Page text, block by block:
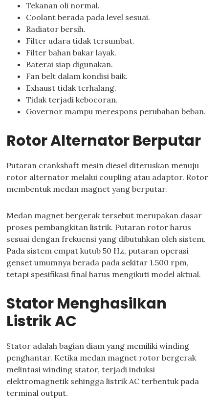
Tekanan oli normal.
Coolant berada pada level sesuai.
Radiator bersih.
Filter udara tidak tersumbat.
Filter bahan bakar layak.
Baterai siap digunakan.
Fan belt dalam kondisi baik.
Exhaust tidak terhalang.
Tidak terjadi kebocoran.
Governor mampu merespons perubahan beban.
Rotor Alternator Berputar
Putaran crankshaft mesin diesel diteruskan menuju
rotor alternator melalui coupling atau adaptor. Rotor
membentuk medan magnet yang berputar.
Medan magnet bergerak tersebut merupakan dasar
proses pembangkitan listrik. Putaran rotor harus
sesuai dengan frekuensi yang dibutuhkan oleh sistem.
Pada sistem empat kutub 50 Hz, putaran operasi
genset umumnya berada pada sekitar 1.500 rpm,
tetapi spesifikasi final harus mengikuti model aktual.
Stator Menghasilkan
Listrik AC
Stator adalah bagian diam yang memiliki winding
penghantar. Ketika medan magnet rotor bergerak
melintasi winding stator, terjadi induksi
elektromagnetik sehingga listrik AC terbentuk pada
terminal output.